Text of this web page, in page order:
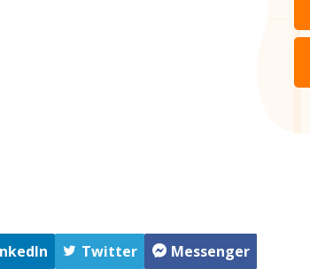
Twitter Messenger